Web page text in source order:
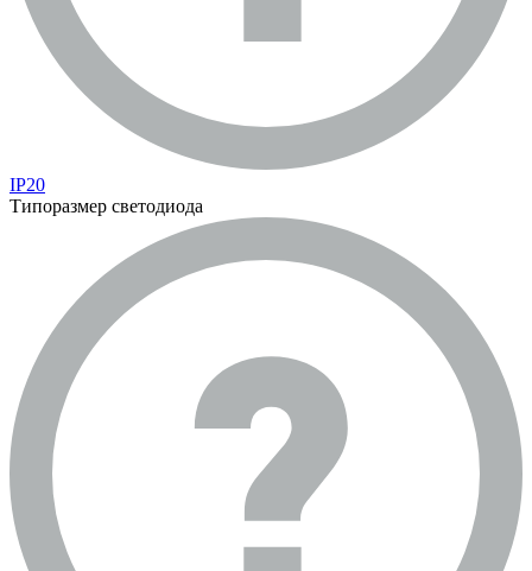
IP20
Типоразмер светодиода